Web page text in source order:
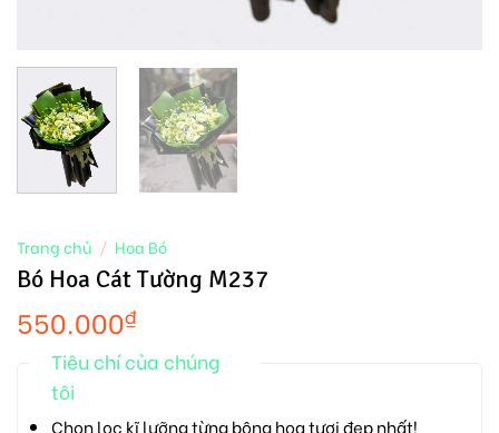
Trang chủ / Hoa Bó
Bó Hoa Cát Tường M237
550.000₫
Tiêu chí của chúng
tôi
Chọn lọc kĩ lưỡng từng bông hoa tươi đẹp nhất!